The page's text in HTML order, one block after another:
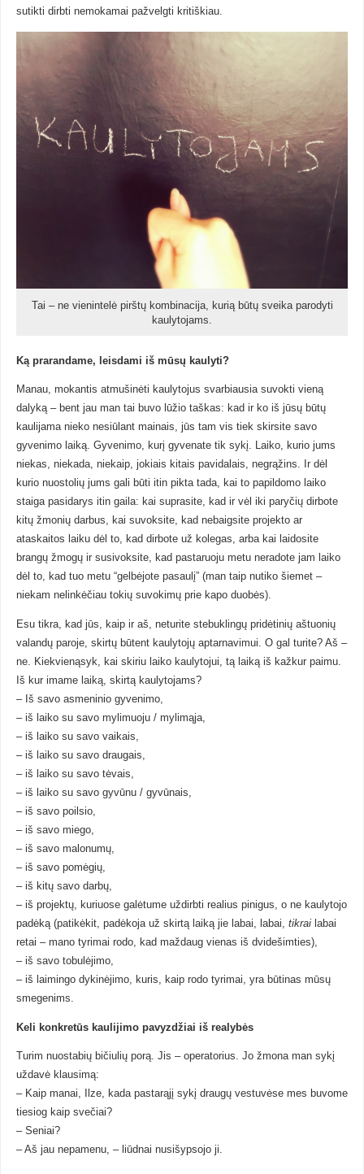
sutikti dirbti nemokamai pažvelgti kritiškiau.
Tai – ne vienintelė pirštų kombinacija, kurią būtų sveika parodyti
kaulytojams.
Ką prarandame, leisdami iš mūsų kaulyti?
Manau, mokantis atmušinėti kaulytojus svarbiausia suvokti vieną
dalyką – bent jau man tai buvo lūžio taškas: kad ir ko iš jūsų būtų
kaulijama nieko nesiūlant mainais, jūs tam vis tiek skirsite savo
gyvenimo laiką. Gyvenimo, kurį gyvenate tik sykį. Laiko, kurio jums
niekas, niekada, niekaip, jokiais kitais pavidalais, negrąžins. Ir dėl
kurio nuostolių jums gali būti itin pikta tada, kai to papildomo laiko
staiga pasidarys itin gaila: kai suprasite, kad ir vėl iki paryčių dirbote
kitų žmonių darbus, kai suvoksite, kad nebaigsite projekto ar
ataskaitos laiku dėl to, kad dirbote už kolegas, arba kai laidosite
brangų žmogų ir susivoksite, kad pastaruoju metu neradote jam laiko
dėl to, kad tuo metu “gelbėjote pasaulį” (man taip nutiko šiemet –
niekam nelinkėčiau tokių suvokimų prie kapo duobės).
Esu tikra, kad jūs, kaip ir aš, neturite stebuklingų pridėtinių aštuonių
valandų paroje, skirtų būtent kaulytojų aptarnavimui. O gal turite? Aš –
ne. Kiekvienąsyk, kai skiriu laiko kaulytojui, tą laiką iš kažkur paimu.
Iš kur imame laiką, skirtą kaulytojams?
– Iš savo asmeninio gyvenimo,
– iš laiko su savo mylimuoju / mylimąja,
– iš laiko su savo vaikais,
– iš laiko su savo draugais,
– iš laiko su savo tėvais,
– iš laiko su savo gyvūnu / gyvūnais,
– iš savo poilsio,
– iš savo miego,
– iš savo malonumų,
– iš savo pomėgių,
– iš kitų savo darbų,
– iš projektų, kuriuose galėtume uždirbti realius pinigus, o ne kaulytojo
padėką (patikėkit, padėkoja už skirtą laiką jie labai, labai, tikrailabai
retai – mano tyrimai rodo, kad maždaug vienas iš dvidešimties),
– iš savo tobulėjimo,
– iš laimingo dykinėjimo, kuris, kaip rodo tyrimai, yra būtinas mūsų
smegenims.
Keli konkretūs kaulijimo pavyzdžiai iš realybės
Turim nuostabių bičiulių porą. Jis – operatorius. Jo žmona man sykį
uždavė klausimą:
– Kaip manai, Ilze, kada pastarąjį sykį draugų vestuvėse mes buvome
tiesiog kaip svečiai?
– Seniai?
– Aš jau nepamenu, – liūdnai nusišypsojo ji.